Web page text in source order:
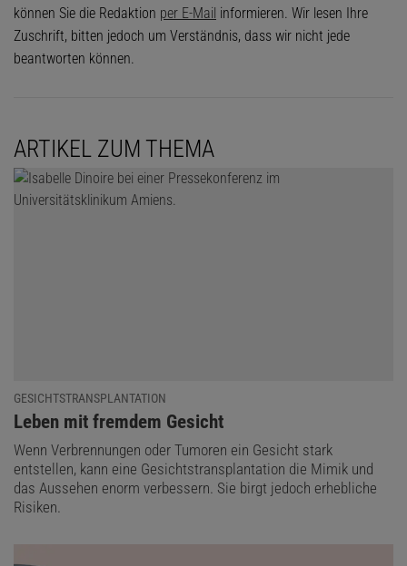
können Sie die Redaktion per E-Mail informieren. Wir lesen Ihre
Zuschrift, bitten jedoch um Verständnis, dass wir nicht jede
beantworten können.
ARTIKEL ZUM THEMA
GESICHTSTRANSPLANTATION
:
Leben mit fremdem Gesicht
Wenn Verbrennungen oder Tumoren ein Gesicht stark
entstellen, kann eine Gesichtstransplantation die Mimik und
das Aussehen enorm verbessern. Sie birgt jedoch erhebliche
Risiken.